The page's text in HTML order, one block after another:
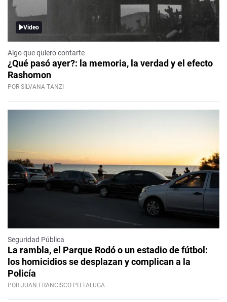
Video
Algo que quiero contarte
¿Qué pasó ayer?: la memoria, la verdad y el efecto
Rashomon
POR SILVANA TANZI
Seguridad Pública
La rambla, el Parque Rodó o un estadio de fútbol:
los homicidios se desplazan y complican a la
Policía
POR JUAN FRANCISCO PITTALUGA